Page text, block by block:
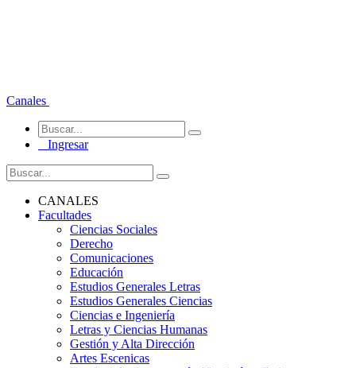
Canales
Ingresar
CANALES
Facultades
Ciencias Sociales
Derecho
Comunicaciones
Educación
Estudios Generales Letras
Estudios Generales Ciencias
Ciencias e Ingeniería
Letras y Ciencias Humanas
Gestión y Alta Dirección
Artes Escenicas